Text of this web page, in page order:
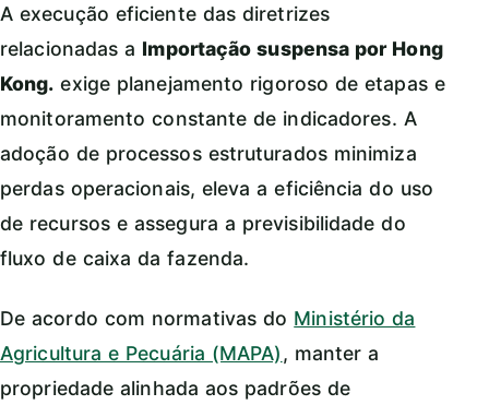
A execução eficiente das diretrizes
relacionadas a Importação suspensa por Hong
Kong. exige planejamento rigoroso de etapas e
monitoramento constante de indicadores. A
adoção de processos estruturados minimiza
perdas operacionais, eleva a eficiência do uso
de recursos e assegura a previsibilidade do
fluxo de caixa da fazenda.
De acordo com normativas do Ministério da
Agricultura e Pecuária (MAPA), manter a
propriedade alinhada aos padrões de